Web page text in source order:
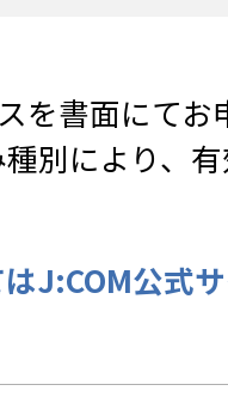
を書面にて
別により、
J:COM公式